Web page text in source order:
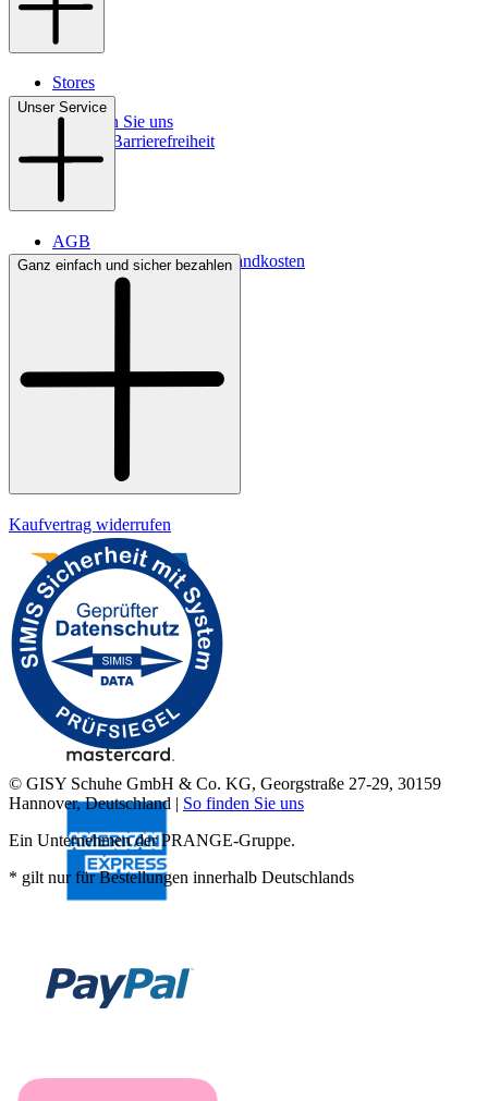
Stores
Kontakt
So finden Sie uns
Digitale Barrierefreiheit
Unser Service
AGB
Lieferbedingungen & Versandkosten
Bezahlung
Ganz einfach und sicher bezahlen
Kaufvertrag widerrufen
© GISY Schuhe GmbH & Co. KG, Georgstraße 27-29, 30159
Hannover, Deutschland | So finden Sie uns
Ein Unternehmen der PRANGE-Gruppe.
* gilt nur für Bestellungen innerhalb Deutschlands